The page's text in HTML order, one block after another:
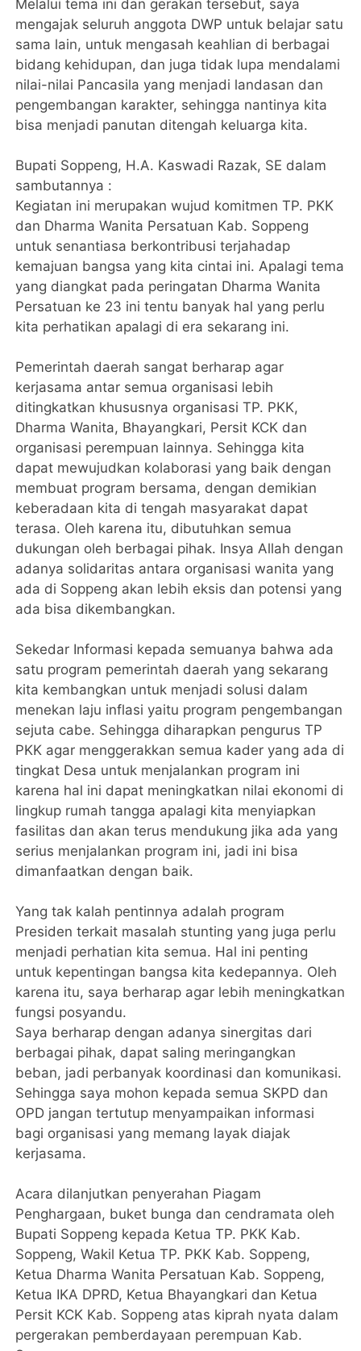
Melalui tema ini dan gerakan tersebut, saya
mengajak seluruh anggota DWP untuk belajar satu
sama lain, untuk mengasah keahlian di berbagai
bidang kehidupan, dan juga tidak lupa mendalami
nilai-nilai Pancasila yang menjadi landasan dan
pengembangan karakter, sehingga nantinya kita
bisa menjadi panutan ditengah keluarga kita.
Bupati Soppeng, H.A. Kaswadi Razak, SE dalam
sambutannya :
Kegiatan ini merupakan wujud komitmen TP. PKK
dan Dharma Wanita Persatuan Kab. Soppeng
untuk senantiasa berkontribusi terjahadap
kemajuan bangsa yang kita cintai ini. Apalagi tema
yang diangkat pada peringatan Dharma Wanita
Persatuan ke 23 ini tentu banyak hal yang perlu
kita perhatikan apalagi di era sekarang ini.
Pemerintah daerah sangat berharap agar
kerjasama antar semua organisasi lebih
ditingkatkan khususnya organisasi TP. PKK,
Dharma Wanita, Bhayangkari, Persit KCK dan
organisasi perempuan lainnya. Sehingga kita
dapat mewujudkan kolaborasi yang baik dengan
membuat program bersama, dengan demikian
keberadaan kita di tengah masyarakat dapat
terasa. Oleh karena itu, dibutuhkan semua
dukungan oleh berbagai pihak. Insya Allah dengan
adanya solidaritas antara organisasi wanita yang
ada di Soppeng akan lebih eksis dan potensi yang
ada bisa dikembangkan.
Sekedar Informasi kepada semuanya bahwa ada
satu program pemerintah daerah yang sekarang
kita kembangkan untuk menjadi solusi dalam
menekan laju inflasi yaitu program pengembangan
sejuta cabe. Sehingga diharapkan pengurus TP
PKK agar menggerakkan semua kader yang ada di
tingkat Desa untuk menjalankan program ini
karena hal ini dapat meningkatkan nilai ekonomi di
lingkup rumah tangga apalagi kita menyiapkan
fasilitas dan akan terus mendukung jika ada yang
serius menjalankan program ini, jadi ini bisa
dimanfaatkan dengan baik.
Yang tak kalah pentinnya adalah program
Presiden terkait masalah stunting yang juga perlu
menjadi perhatian kita semua. Hal ini penting
untuk kepentingan bangsa kita kedepannya. Oleh
karena itu, saya berharap agar lebih meningkatkan
fungsi posyandu.
Saya berharap dengan adanya sinergitas dari
berbagai pihak, dapat saling meringangkan
beban, jadi perbanyak koordinasi dan komunikasi.
Sehingga saya mohon kepada semua SKPD dan
OPD jangan tertutup menyampaikan informasi
bagi organisasi yang memang layak diajak
kerjasama.
Acara dilanjutkan penyerahan Piagam
Penghargaan, buket bunga dan cendramata oleh
Bupati Soppeng kepada Ketua TP. PKK Kab.
Soppeng, Wakil Ketua TP. PKK Kab. Soppeng,
Ketua Dharma Wanita Persatuan Kab. Soppeng,
Ketua IKA DPRD, Ketua Bhayangkari dan Ketua
Persit KCK Kab. Soppeng atas kiprah nyata dalam
pergerakan pemberdayaan perempuan Kab.